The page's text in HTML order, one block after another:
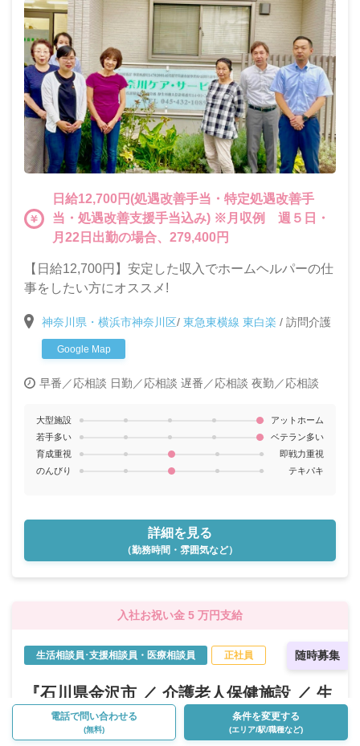
日給12,700円(処遇改善手当・特定処遇改善手
当・処遇改善支援手当込み) ※月収例 週５日・
月22日出勤の場合、279,400円
【日給12,700円】安定した収入でホームヘルパーの仕
事をしたい方にオススメ!
神奈川県・横浜市神奈川区/ 東急東横線 東白楽 / 訪問介護
Google Map
早番／応相談 日勤／応相談 遅番／応相談 夜勤／応相談
大型施設
アットホーム
若手多い
ベテラン多い
育成重視
即戦力重視
のんびり
テキパキ
詳細を見る
（勤務時間・雰囲気など）
入社お祝い金 5 万円支給
随時募集
生活相談員･支援相談員・医療相談員 正社員
『石川県金沢市 ／ 介護老人保健施設 ／ 生
活相談員･支援相談員・医療相談員 ／ 正社
員』のお仕事
電話で問い合わせる
(無料)
条件を変更する
(エリア/駅/職種など)